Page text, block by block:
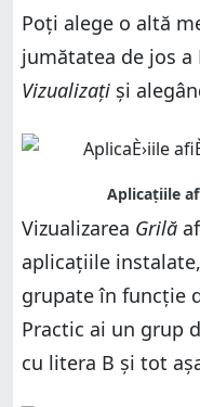
Poți alege o altă
jumătatea de jos
Vizualizați și
Vizualizarea Grilă
aplicațiile
grupate în funcție
Practic ai un grup
cu litera B și tot